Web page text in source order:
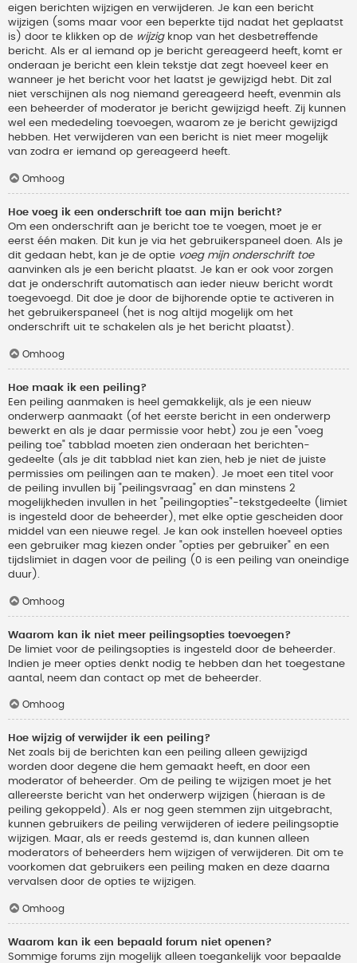
eigen berichten wijzigen en verwijderen. Je kan een bericht
wijzigen (soms maar voor een beperkte tijd nadat het geplaatst
is) door te klikken op de wijzigknop van het desbetreffende
bericht. Als er al iemand op je bericht gereageerd heeft, komt er
onderaan je bericht een klein tekstje dat zegt hoeveel keer en
wanneer je het bericht voor het laatst je gewijzigd hebt. Dit zal
niet verschijnen als nog niemand gereageerd heeft, evenmin als
een beheerder of moderator je bericht gewijzigd heeft. Zij kunnen
wel een mededeling toevoegen, waarom ze je bericht gewijzigd
hebben. Het verwijderen van een bericht is niet meer mogelijk
van zodra er iemand op gereageerd heeft.
Omhoog
Hoe voeg ik een onderschrift toe aan mijn bericht?
Om een onderschrift aan je bericht toe te voegen, moet je er
eerst één maken. Dit kun je via het gebruikerspaneel doen. Als je
dit gedaan hebt, kan je de optie voeg mijn onderschrift toe
aanvinken als je een bericht plaatst. Je kan er ook voor zorgen
dat je onderschrift automatisch aan ieder nieuw bericht wordt
toegevoegd. Dit doe je door de bijhorende optie te activeren in
het gebruikerspaneel (het is nog altijd mogelijk om het
onderschrift uit te schakelen als je het bericht plaatst).
Omhoog
Hoe maak ik een peiling?
Een peiling aanmaken is heel gemakkelijk, als je een nieuw
onderwerp aanmaakt (of het eerste bericht in een onderwerp
bewerkt en als je daar permissie voor hebt) zou je een "voeg
peiling toe" tabblad moeten zien onderaan het berichten-
gedeelte (als je dit tabblad niet kan zien, heb je niet de juiste
permissies om peilingen aan te maken). Je moet een titel voor
de peiling invullen bij "peilingsvraag" en dan minstens 2
mogelijkheden invullen in het "peilingopties"-tekstgedeelte (limiet
is ingesteld door de beheerder), met elke optie gescheiden door
middel van een nieuwe regel. Je kan ook instellen hoeveel opties
een gebruiker mag kiezen onder "opties per gebruiker" en een
tijdslimiet in dagen voor de peiling (0 is een peiling van oneindige
duur).
Omhoog
Waarom kan ik niet meer peilingsopties toevoegen?
De limiet voor de peilingsopties is ingesteld door de beheerder.
Indien je meer opties denkt nodig te hebben dan het toegestane
aantal, neem dan contact op met de beheerder.
Omhoog
Hoe wijzig of verwijder ik een peiling?
Net zoals bij de berichten kan een peiling alleen gewijzigd
worden door degene die hem gemaakt heeft, en door een
moderator of beheerder. Om de peiling te wijzigen moet je het
allereerste bericht van het onderwerp wijzigen (hieraan is de
peiling gekoppeld). Als er nog geen stemmen zijn uitgebracht,
kunnen gebruikers de peiling verwijderen of iedere peilingsoptie
wijzigen. Maar, als er reeds gestemd is, dan kunnen alleen
moderators of beheerders hem wijzigen of verwijderen. Dit om te
voorkomen dat gebruikers een peiling maken en deze daarna
vervalsen door de opties te wijzigen.
Omhoog
Waarom kan ik een bepaald forum niet openen?
Sommige forums zijn mogelijk alleen toegankelijk voor bepaalde